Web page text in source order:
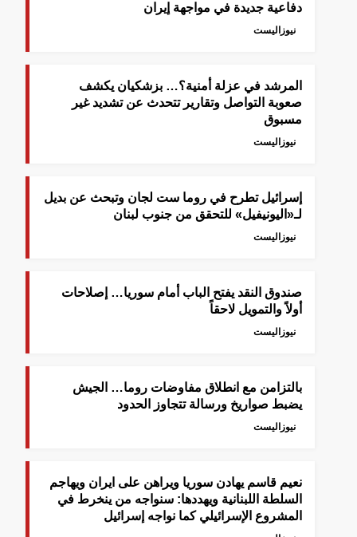
دفاعية جديدة في مواجهة إيران
نيوزاليست
المرشد في عزلة أمنية؟… بزشكيان يكشف
صعوبة التواصل وتقارير تتحدث عن تشديد غير
مسبوق
نيوزاليست
إسرائيل تطرح في روما ست لجان وتبحث عن بديل
لـ«اليونيفيل» للتحقق من جنوب لبنان
نيوزاليست
صندوق النقد يفتح الباب أمام سوريا… إصلاحات
أولاً والتمويل لاحقاً
نيوزاليست
بالتزامن مع انطلاق مفاوضات روما… الجيش
يضبط صواريخ ورسالة تتجاوز الحدود
نيوزاليست
نعيم قاسم يهادن سوريا ويراهن على ايران ويهاجم
السلطة اللبنانية ويهددها: سنواجه من ينخرط في
المشروع الإسرائيلي كما نواجه إسرائيل